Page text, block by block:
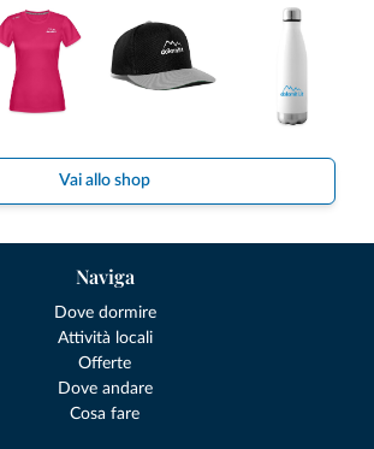
Vai allo shop
Naviga
Dove dormire
Attività locali
Offerte
Dove andare
Cosa fare